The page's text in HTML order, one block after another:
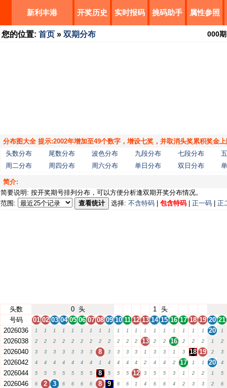
新利丰港 开奖历史 实时报码 挑码助手 属性参照
您的位置: 首页 » 双期分布 000期
分布图大全 提示:2002年增加至49个数字，增设七奖，并取消头奖累积奖金
头数分布
尾数分布 波色分布 九段分布 七段分布
周二分布
周四分布 周六分布 单日分布 双日分布
简介:
简要说明: 按开奖期号排列分布，可以方便分析逢双期开奖分布情况。
范围:
查看统计 选择: 不含特码 包含特码 正一码 正
头数 0 头 1
头
号码
01 02 03 04 05 06 07 08 09 10 11 12 13 14 15 16 17 18 19 20 21
2026036
1 1 1 1 1 1 1 1 1 1 1 1 1 1 1 1 1 1 1 20 1
2026038 2 2 2 2 2 2 2 2 2 2 2 2 13 2 2 16 2 2 2 1 2
2026040 3 3 3 3 3 3 3 8 3 3 3 3 1 3 3 1 3 18 19 2 3
2026042 4 4 4 4 4 4 4 1 4 4 4 4 2 4 4 2 17 1 1 20 4
2026044 5 5 5 5 5 5 5 8 5 5 5 12 3 5 5 3 1 2 2 1 5
2026046 6 2 3 6 6 6 6 8 9 6 6 1 4 6 6 4 2 3 3 2 6